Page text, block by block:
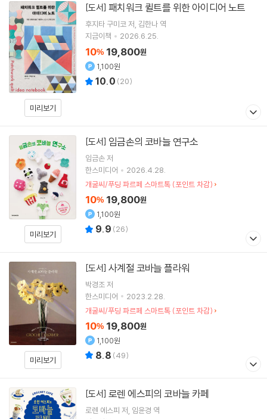
미리보기
[도서] 패치워크 퀼트를 위한 아이디어 노트
후지타 구미코저 김한나 역
지금이책
2026.6.25.
10% 19,800원
1,100원
10.0 (20)
미리보기
[도서] 임금손의 코바늘 연구소
임금손저
한스미디어
2026.4.28.
개굴씨/푸딩 파르페 스마트톡 (포인트 차감)
10% 19,800원
1,100원
9.9 (26)
미리보기
[도서] 사계절 코바늘 플라워
박경조 저
한스미디어
2023.2.28.
개굴씨/푸딩 파르페 스마트톡 (포인트 차감)
10% 19,800원
1,100원
8.8 (49)
[도서] 로렌 에스피의 코바늘 카페
로렌 에스피 저 임윤경 역